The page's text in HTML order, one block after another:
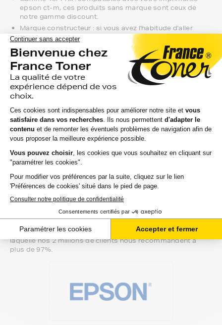
epson ct-m, ces produits sans marque sont ceux de
notre gamme discount.
Marque constructeur : si vous avez l'habitude d'aller
chercher vos rubans epson ct-m en magasin, gagnez du
temps en vous faisant livrer directement chez vous.
Si vous avez la moindre question sur la
compatibilité de votre produit avec votre
imprimante epson ct-m, nous sommes à
votre écoute.
Notre équipe de conseillers saura vous accompagner sur le
meilleur choix ou sur l'installation de vos rubans. Ils sont
disponibles soit par message au sein de votre espace client
ou directement par téléphone.
de manière complètement sécurisée. Plusieurs moyens de
paiements sont proposés selon vos besoins.
Il ne reste plus à vos rubans pour epson ct-m de quitter
notre entrepôt. Vous saurez à tout moment où se trouve
votre commande grâce au lien de suivi que nous vous
rubans est souvent assez urgent. C'est la raison pour
laquelle nos 2 millions de clients nous recommandent à
plus de 97%.